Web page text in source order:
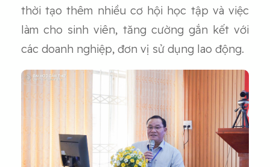
thời tạo thêm nhiều cơ hội học tập và việc
làm cho sinh viên, tăng cường gắn kết với
các doanh nghiệp, đơn vị sử dụng lao động.